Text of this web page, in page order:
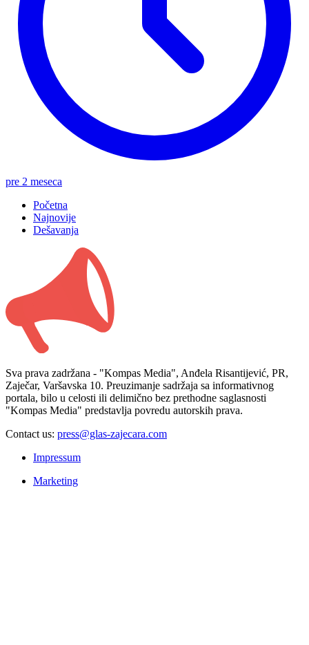
pre 2 meseca
Početna
Najnovije
Dešavanja
Sva prava zadržana - "Kompas Media", Anđela Risantijević, PR,
Zaječar, Varšavska 10. Preuzimanje sadržaja sa informativnog
portala, bilo u celosti ili delimično bez prethodne saglasnosti
"Kompas Media" predstavlja povredu autorskih prava.
Contact us: press@glas-zajecara.com
Impressum
Marketing